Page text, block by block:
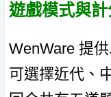
遊戲模式與計
WenWare 提
可選擇近代、